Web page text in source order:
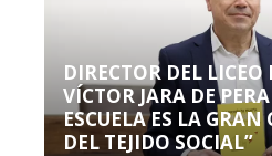
DIRECTOR DEL
VÍCTOR JARA DE
ESCUELA ES LA
DEL TEJIDO SOCIAL”